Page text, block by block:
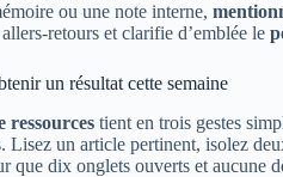
ou une note interne,
retours et clarifie d’emblée le
un résultat cette semaine
ressources tient en trois gestes
Lisez un article pertinent, isolez
que dix onglets ouverts et aucune